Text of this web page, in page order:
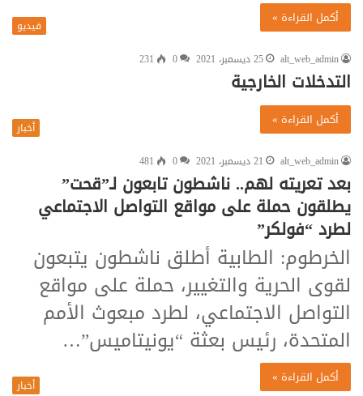
أكمل القراءة »
فيديو
alt_web_admin
25 ديسمبر، 2021 0
231
التدخلات الخارجية
أكمل القراءة »
أخبار
alt_web_admin
21 ديسمبر، 2021 0
481
بعد تعريته لهم.. ناشطون تابعون لـ”قحت”
يطلقون حملة على مواقع التواصل الاجتماعي
لطرد “فولكر”
الخرطوم: الطابية أطلق ناشطون يتبعون
لقوى الحرية والتغيير، حملة على مواقع
التواصل الاجتماعي، لطرد مبعوث الأمم
المتحدة، رئيس بعثة “يونيتاميس”…
أكمل القراءة »
أخبار